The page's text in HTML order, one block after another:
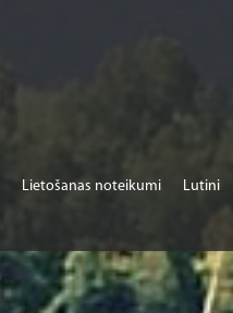
Lietošanas noteikumi Lutini